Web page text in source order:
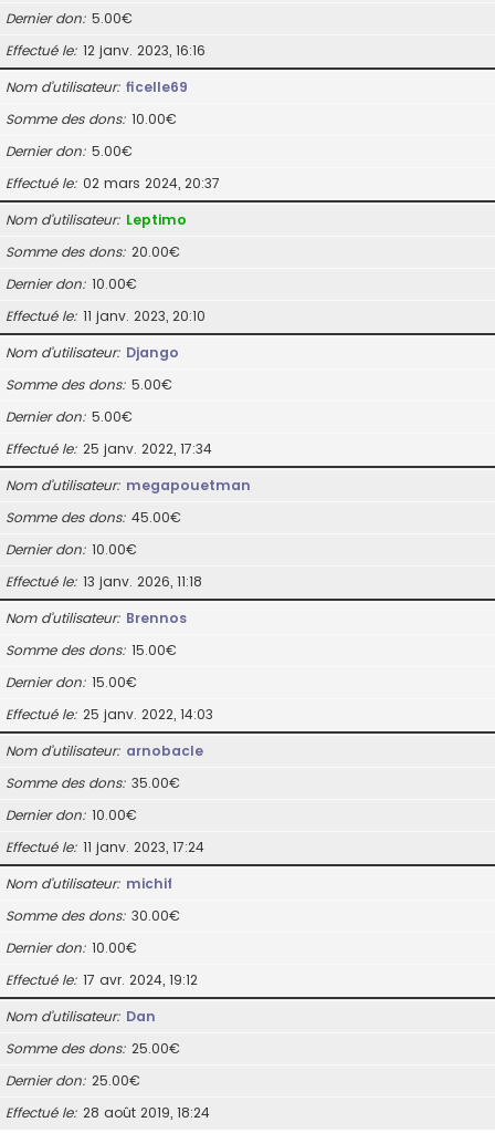
Dernier don 5.00€
Effectué le 12 janv. 2023, 16:16
Nom d’utilisateur ficelle69
Somme des dons 10.00€
Dernier don 5.00€
Effectué le 02 mars 2024, 20:37
Nom d’utilisateur Leptimo
Somme des dons 20.00€
Dernier don 10.00€
Effectué le 11 janv. 2023, 20:10
Nom d’utilisateur Django
Somme des dons 5.00€
Dernier don 5.00€
Effectué le 25 janv. 2022, 17:34
Nom d’utilisateur megapouetman
Somme des dons 45.00€
Dernier don 10.00€
Effectué le 13 janv. 2026, 11:18
Nom d’utilisateur Brennos
Somme des dons 15.00€
Dernier don 15.00€
Effectué le 25 janv. 2022, 14:03
Nom d’utilisateur arnobacle
Somme des dons 35.00€
Dernier don 10.00€
Effectué le 11 janv. 2023, 17:24
Nom d’utilisateur michif
Somme des dons 30.00€
Dernier don 10.00€
Effectué le 17 avr. 2024, 19:12
Nom d’utilisateur Dan
Somme des dons 25.00€
Dernier don 25.00€
Effectué le 28 août 2019, 18:24